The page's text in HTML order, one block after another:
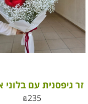
זר גיפסנית עם
₪235